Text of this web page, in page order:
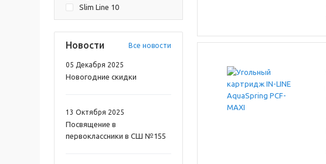
Slim Line 10
Новости Все новости
05 Декабря 2025
Новогодние скидки
13 Октября 2025
Посвящение в
первоклассники в СШ №155